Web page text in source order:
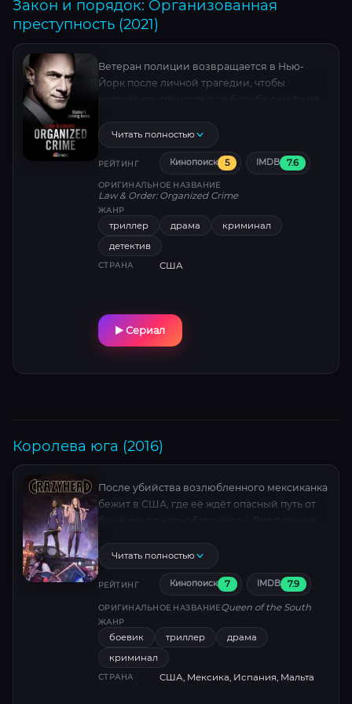
Закон и порядок: Организованная
преступность (2021)
Ветеран полиции возвращается в Нью-
Йорк после личной трагедии, чтобы
цифровые преступления и тени прошлого
испытывают его на прочность.
Читать полностью
РЕЙТИНГ Кинопоиск 5 IMDB 7.6
ОРИГИНАЛЬНОЕ НАЗВАНИЕ
Law & Order: Organized Crime
ЖАНР
триллер драма
криминал
детектив
СТРАНА США
Сериал
Королева юга (2016)
После убийства возлюбленного мексиканка
бежит в США, где её ждёт опасный путь от
беженки до наркобаронессы. Виртуозные
мире, где доверять нельзя даже тени.
Основано на реальных событиях — история
взлёта, где каждая победа оплачена кровью.
Читать полностью
РЕЙТИНГ Кинопоиск 7 IMDB 7.9
ОРИГИНАЛЬНОЕ НАЗВАНИЕQueen of the South
ЖАНР
боевик триллер
драма
криминал
СТРАНА США, Мексика, Испания, Мальта